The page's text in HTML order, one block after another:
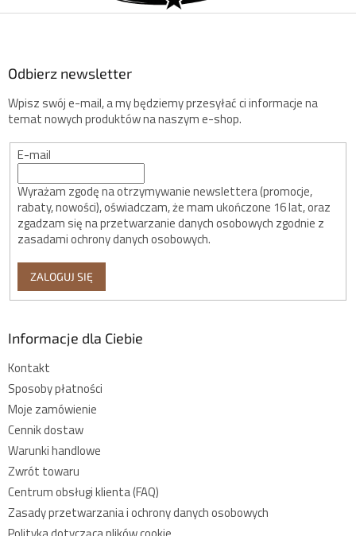
k
Odbierz newsletter
Wpisz swój e-mail, a my będziemy przesyłać ci informacje na
temat nowych produktów na naszym e-shop.
E-mail
Wyrażam zgodę na otrzymywanie newslettera (promocje,
rabaty, nowości), oświadczam, że mam ukończone 16 lat, oraz
zgadzam się na przetwarzanie danych osobowych zgodnie z
zasadami ochrony danych osobowych.
ZALOGUJ SIĘ
Informacje dla Ciebie
Kontakt
Sposoby płatności
Moje zamówienie
Cennik dostaw
Warunki handlowe
Zwrót towaru
Centrum obsługi klienta (FAQ)
Zasady przetwarzania i ochrony danych osobowych